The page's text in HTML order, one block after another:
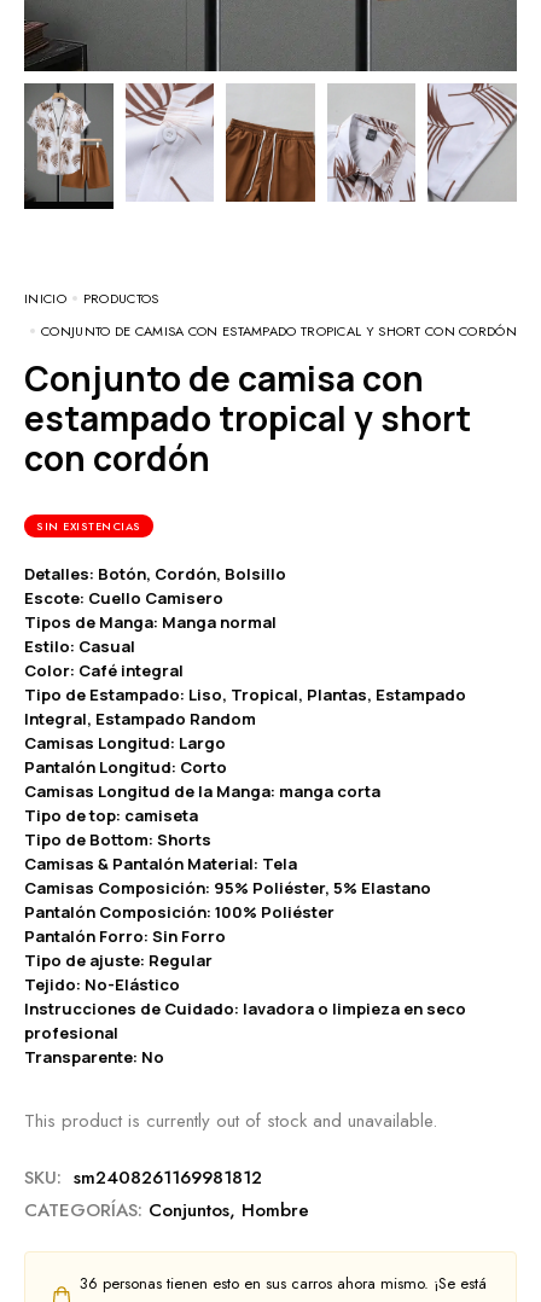
INICIO
PRODUCTOS
CONJUNTO DE CAMISA CON ESTAMPADO TROPICAL Y SHORT CON CORDÓN
Conjunto de camisa con
estampado tropical y short
con cordón
SIN EXISTENCIAS
Detalles: Botón, Cordón, Bolsillo
Escote: Cuello Camisero
Tipos de Manga: Manga normal
Estilo: Casual
Color: Café integral
Tipo de Estampado: Liso, Tropical, Plantas, Estampado
Integral, Estampado Random
Camisas Longitud: Largo
Pantalón Longitud: Corto
Camisas Longitud de la Manga: manga corta
Tipo de top: camiseta
Tipo de Bottom: Shorts
Camisas & Pantalón Material: Tela
Camisas Composición: 95% Poliéster, 5% Elastano
Pantalón Composición: 100% Poliéster
Pantalón Forro: Sin Forro
Tipo de ajuste: Regular
Tejido: No-Elástico
Instrucciones de Cuidado: lavadora o limpieza en seco
profesional
Transparente: No
This product is currently out of stock and unavailable.
SKU: sm2408261169981812
CATEGORÍAS: Conjuntos, Hombre
36 personas tienen esto en sus carros ahora mismo. ¡Se está